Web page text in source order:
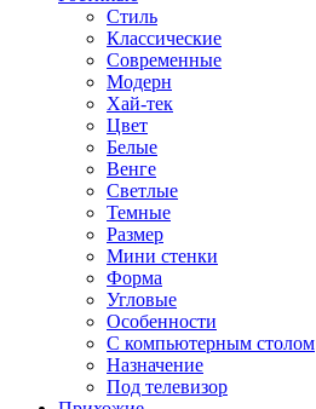
Стиль
Классические
Современные
Модерн
Хай-тек
Цвет
Белые
Венге
Светлые
Темные
Размер
Мини стенки
Форма
Угловые
Особенности
С компьютерным столом
Назначение
Под телевизор